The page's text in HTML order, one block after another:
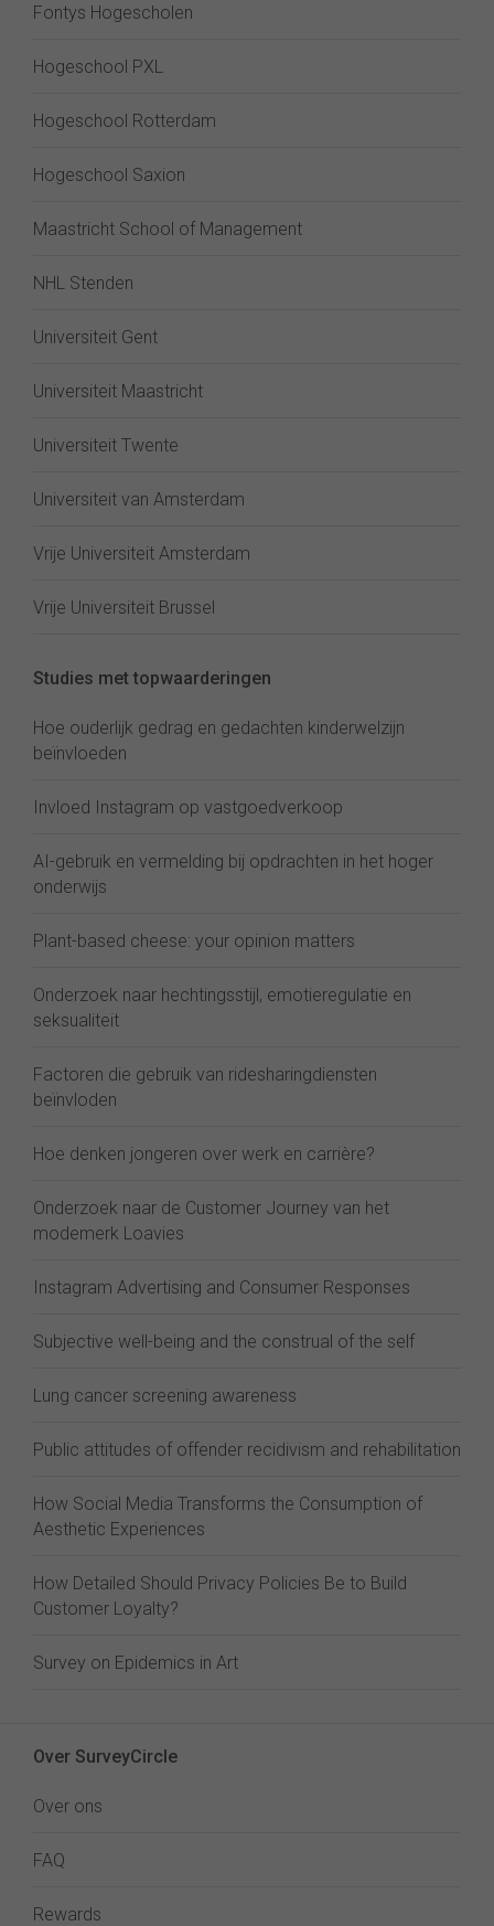
Fontys Hogescholen
Hogeschool PXL
Hogeschool Rotterdam
Hogeschool Saxion
Maastricht School of Management
NHL Stenden
Universiteit Gent
Universiteit Maastricht
Universiteit Twente
Universiteit van Amsterdam
Vrije Universiteit Amsterdam
Vrije Universiteit Brussel
Studies met topwaarderingen
Hoe ouderlijk gedrag en gedachten kinderwelzijn
beïnvloeden
Invloed Instagram op vastgoedverkoop
AI-gebruik en vermelding bij opdrachten in het hoger
onderwijs
Plant-based cheese: your opinion matters
Onderzoek naar hechtingsstijl, emotieregulatie en
seksualiteit
Factoren die gebruik van ridesharingdiensten
beïnvloden
Hoe denken jongeren over werk en carrière?
Onderzoek naar de Customer Journey van het
modemerk Loavies
Instagram Advertising and Consumer Responses
Subjective well-being and the construal of the self
Lung cancer screening awareness
Public attitudes of offender recidivism and rehabilitation
How Social Media Transforms the Consumption of
Aesthetic Experiences
How Detailed Should Privacy Policies Be to Build
Customer Loyalty?
Survey on Epidemics in Art
Over SurveyCircle
Over ons
FAQ
Rewards